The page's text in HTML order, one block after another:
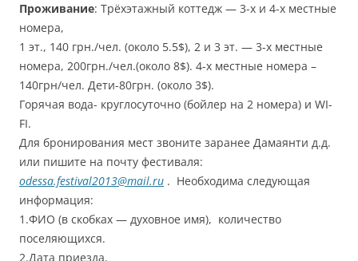
Проживание: Трёхэтажный коттедж — 3-х и 4-х местные
номера,
1 эт., 140 грн./чел. (около 5.5$), 2 и 3 эт. — 3-х местные
номера, 200грн./чел.(около 8$). 4-х местные номера –
140грн/чел. Дети-80грн. (около 3$).
Горячая вода- круглосуточно (бойлер на 2 номера) и WI-
FI.
Для бронирования мест звоните заранее Дамаянти д.д.
или пишите на почту фестиваля:
odessa.festival2013@mail.ru . Необходима следующая
информация:
1.ФИО (в скобках — духовное имя), количество
поселяющихся.
2.Дата приезда.